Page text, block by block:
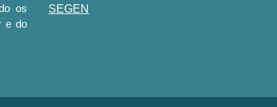
os
e do
SEGEN